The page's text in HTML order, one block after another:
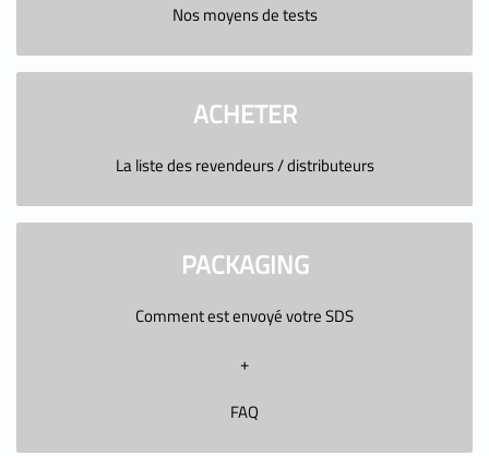
Nos moyens de tests
ACHETER
La liste des revendeurs / distributeurs
PACKAGING
Comment est envoyé votre SDS
+
FAQ